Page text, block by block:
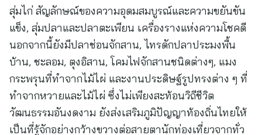
สุ่มไก่ สัญลักษณ์ของความอุดมสมบูรณ์และความขยันขัน
แข็ง, สุ่มปลาและปลาตะเพียน เครื่องรางแห่งความโชคดี
นอกจากนี้ยังมีปลาช่อนจักสาน, ไทรดักปลาประมงพื้น
บ้าน, ชะลอม, ตุงอิสาน, โคมไฟจักสานชนิดต่างๆ, แมง
กระพรุนที่ทำจากไม้ไผ่ และงานประดิษฐ์รูปทรงต่าง ๆ ที่
ทำจากหวายและไม้ไผ่ ซึ่งไม่เพียงสะท้อนวิถีชีวิต
วัฒนธรรมอันงดงาม ยังส่งเสริมภูมิปัญญาท้องถิ่นไทยให้
เป็นที่รู้จักอย่างกว้างขวางต่อสายตานักท่องเที่ยวจากทั่ว